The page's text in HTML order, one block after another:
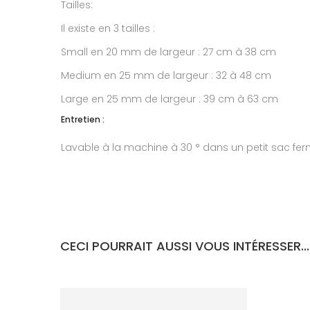
Tailles:
Il existe en 3 tailles :
Small en 20 mm de largeur : 27 cm à 38 cm
Medium en 25 mm de largeur : 32 à 48 cm
Large en 25 mm de largeur : 39 cm à 63 cm
Entretien :
Lavable à la machine à 30 ° dans un petit sac
CECI POURRAIT AUSSI VOUS INTÉRESSER...